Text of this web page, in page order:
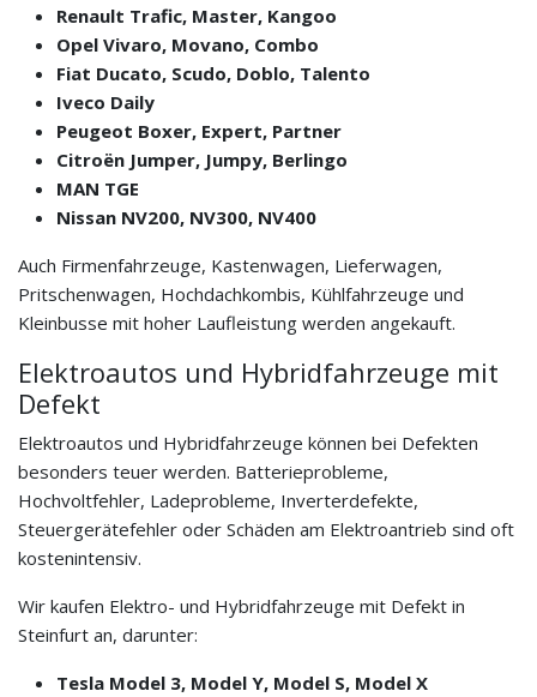
Renault Trafic, Master, Kangoo
Opel Vivaro, Movano, Combo
Fiat Ducato, Scudo, Doblo, Talento
Iveco Daily
Peugeot Boxer, Expert, Partner
Citroën Jumper, Jumpy, Berlingo
MAN TGE
Nissan NV200, NV300, NV400
Auch Firmenfahrzeuge, Kastenwagen, Lieferwagen,
Pritschenwagen, Hochdachkombis, Kühlfahrzeuge und
Kleinbusse mit hoher Laufleistung werden angekauft.
Elektroautos und Hybridfahrzeuge mit
Defekt
Elektroautos und Hybridfahrzeuge können bei Defekten
besonders teuer werden. Batterieprobleme,
Hochvoltfehler, Ladeprobleme, Inverterdefekte,
Steuergerätefehler oder Schäden am Elektroantrieb sind oft
kostenintensiv.
Wir kaufen Elektro- und Hybridfahrzeuge mit Defekt in
Steinfurt an, darunter:
Tesla Model 3, Model Y, Model S, Model X